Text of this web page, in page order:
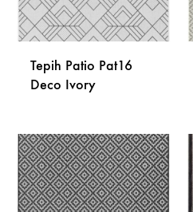
Tepih Patio Pat16
Deco Ivory
DODAJ
NA
LISTU
ŽELJA